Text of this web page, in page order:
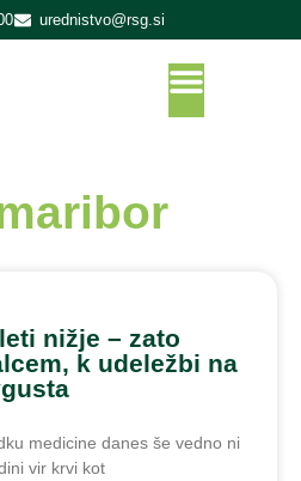
urednistvo@rsg.si
nižje – zato
k udeležbi na
medicine danes še vedno ni
vir krvi kot